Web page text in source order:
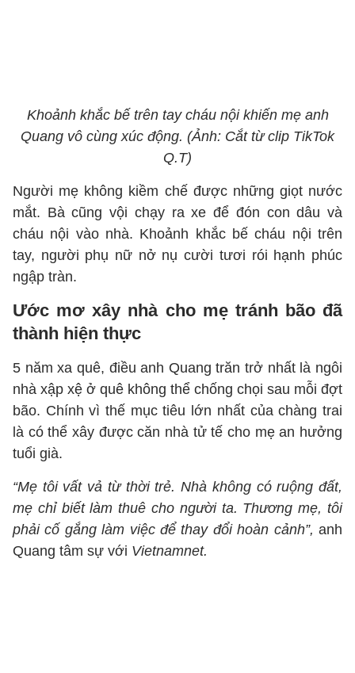
Khoảnh khắc bế trên tay cháu nội khiến mẹ anh
Quang vô cùng xúc động. (Ảnh: Cắt từ clip TikTok
Q.T)
Người mẹ không kiềm chế được những giọt nước
mắt. Bà cũng vội chạy ra xe để đón con dâu và
cháu nội vào nhà. Khoảnh khắc bế cháu nội trên
tay, người phụ nữ nở nụ cười tươi rói hạnh phúc
ngập tràn.
Ước mơ xây nhà cho mẹ tránh bão đã
thành hiện thực
5 năm xa quê, điều anh Quang trăn trở nhất là ngôi
nhà xập xệ ở quê không thể chống chọi sau mỗi đợt
bão. Chính vì thế mục tiêu lớn nhất của chàng trai
là có thể xây được căn nhà tử tế cho mẹ an hưởng
tuổi già.
“Mẹ tôi vất vả từ thời trẻ. Nhà không có ruộng đất,
mẹ chỉ biết làm thuê cho người ta. Thương mẹ, tôi
phải cố gắng làm việc để thay đổi hoàn cảnh”, anh
Quang tâm sự với Vietnamnet.